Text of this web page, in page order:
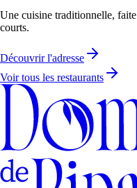
Une cuisine traditionnelle,
courts.
Découvrir l'adresse
Voir tous les restaurants